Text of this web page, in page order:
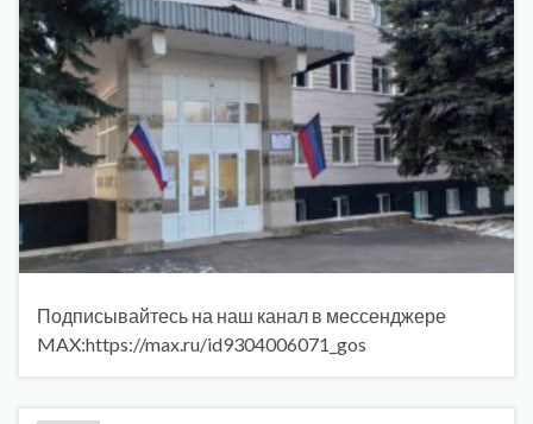
Подписывайтесь на наш канал в мессенджере
MAX:https://max.ru/id9304006071_gos